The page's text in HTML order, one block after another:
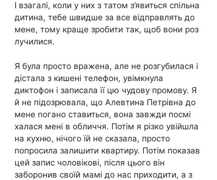
І взагалі, коли у них з татом з’явиться спільна
дитина, тебе швидше за все відправлять до
мене, тому краще зробити так, щоб вони роз
лучилися.
Я була просто вражена, але не розгубилася і
дістала з кишені телефон, увімкнула
диктофон і записала її цю чудову промову. Я
й не підозрювала, що Алевтина Петрівна до
мене nогано ставиться, вона завжди посмі
халася мені в обличчя. Потім я різко увійшла
на кухню, нічого їй не сказала, просто
попросила залишити квартиру. Потім показав
цей запис чоловікові, після цього він
заборонив своїй мамі до нас приходити, а з